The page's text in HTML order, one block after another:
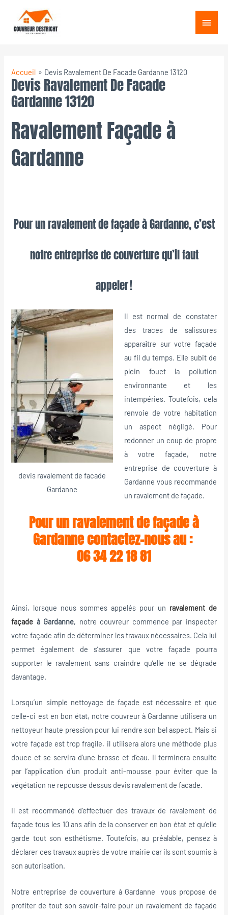
contenu
Menu
Accueil Devis Ravalement De Facade Gardanne 13120
Devis Ravalement De Facade
Gardanne 13120
Ravalement Façade à
Gardanne
Pour un ravalement de façade à Gardanne, c’est
notre entreprise de couverture qu’il faut
appeler !
devis ravalement de facade
Gardanne
Il est normal de constater
des traces de salissures
apparaître sur votre façade
au fil du temps. Elle subit de
plein fouet la pollution
environnante et les
intempéries. Toutefois, cela
renvoie de votre habitation
un aspect négligé. Pour
redonner un coup de propre
à votre façade, notre
entreprise de couverture à
Gardanne vous recommande
un ravalement de façade.
Pour un ravalement de façade à
Gardanne contactez-nous au :
06 34 22 18 81
Ainsi, lorsque nous sommes appelés pour un ravalement de
façade à Gardanne, notre couvreur commence par inspecter
votre façade afin de déterminer les travaux nécessaires. Cela lui
permet également de s’assurer que votre façade pourra
supporter le ravalement sans craindre qu’elle ne se dégrade
davantage.
Lorsqu’un simple nettoyage de façade est nécessaire et que
celle-ci est en bon état, notre couvreur à Gardanne utilisera un
nettoyeur haute pression pour lui rendre son bel aspect. Mais si
votre façade est trop fragile, il utilisera alors une méthode plus
douce et se servira d’une brosse et d’eau. Il terminera ensuite
par l’application d’un produit anti-mousse pour éviter que la
végétation ne repousse dessus devis ravalement de facade.
Il est recommandé d’effectuer des travaux de ravalement de
façade tous les 10 ans afin de la conserver en bon état et qu’elle
garde tout son esthétisme. Toutefois, au préalable, pensez à
déclarer ces travaux auprès de votre mairie car ils sont soumis à
son autorisation.
Notre entreprise de couverture à Gardanne vous propose de
profiter de tout son savoir-faire pour un ravalement de façade